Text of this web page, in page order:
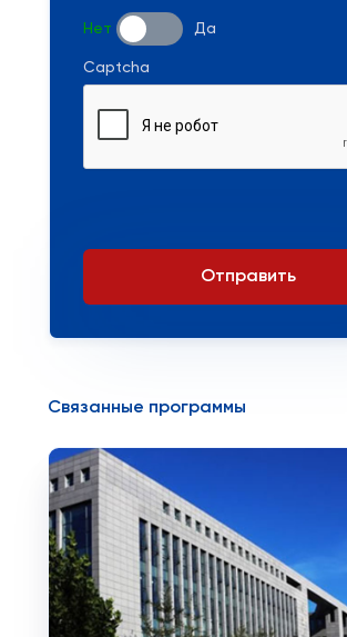
Нет Да
Captcha
Отправить
Связанные программы